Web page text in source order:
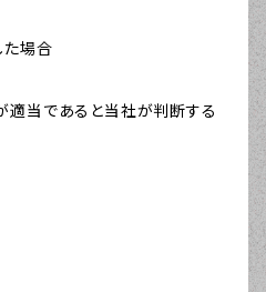
た場合
適当であると当社が判断する